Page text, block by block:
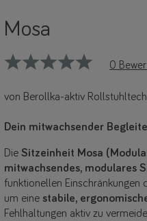
Mosa
0
von Berollka-aktiv
Dein mitwachsender
Die Sitzeinheit Mosa
mitwachsendes, modulares
funktionellen Einschränkungen
um eine stabile,
Fehlhaltungen aktiv zu